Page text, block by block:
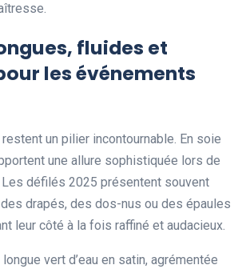
fluides et
les événements
un pilier incontournable. En soie
une allure sophistiquée lors de
défilés 2025 présentent souvent
drapés, des dos-nus ou des épaules
leur côté à la fois raffiné et audacieux.
vert d’eau en satin, agrémentée